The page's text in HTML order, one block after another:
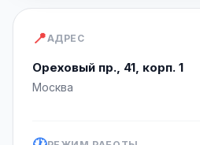
📍АДРЕС
Ореховый пр., 41, корп. 1
Москва